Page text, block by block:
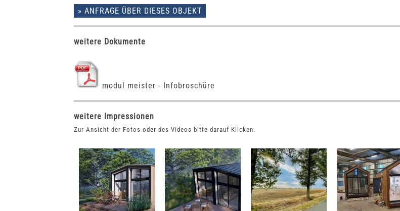
» ANFRAGE ÜBER DIESES OBJEKT
weitere Dokumente
modul meister - Infobroschüre
weitere Impressionen
Zur Ansicht der Fotos oder des Videos bitte darauf Klicken.